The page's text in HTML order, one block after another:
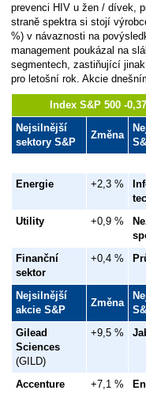
prevenci HIV u žen / dívek,
straně spektra si stojí
%) v návaznosti na
management poukázal na
segmentech, zastiňující
pro letošní rok. Akcie
Index S&P 500 -
Nejsilnější
sektory S&P
Změna
Energie +2,3 %
Utility +0,9 %
Finanční
sektor
+0,4 %
Nejsilnější
akcie S&P
Změna
Gilead
Sciences
(GILD)
+9,5 %
Accenture
+7,1 %